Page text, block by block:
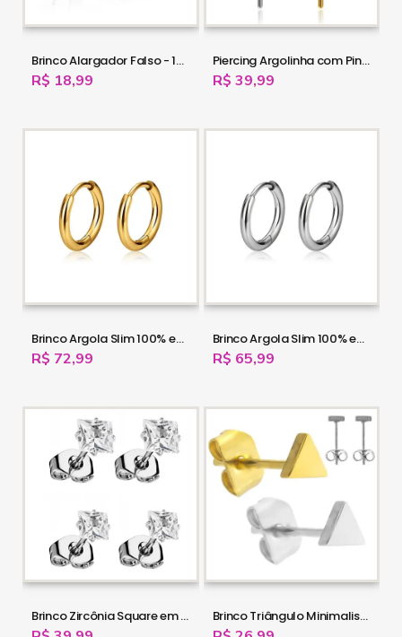
Brinco Alargador Falso - 100% em Aço Cirúrgico - 16OUT25
R$ 18,99
Piercing Argolinha com Pingente Palito - Titânio - 6ORE953
R$ 39,99
Brinco Argola Slim 100% em Titânio PVD Gold - 16OUT24
R$ 72,99
Brinco Argola Slim 100% em Titânio - 16OUT23
R$ 65,99
Brinco Zircônia Square em Titânio - 16OUT22 Brinco Triângulo Minimalista - 100% em Aço Cirúrgico - 16OUT20